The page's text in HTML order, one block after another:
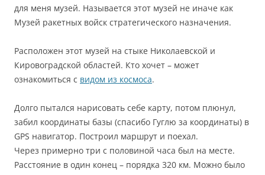
для меня музей. Называется этот музей не иначе как
Музей ракетных войск стратегического назначения.
Расположен этот музей на стыке Николаевской и
Кировоградской областей. Кто хочет – может
ознакомиться с видом из космоса.
Долго пытался нарисовать себе карту, потом плюнул,
забил координаты базы (спасибо Гуглю за координаты) в
GPS навигатор. Построил маршрут и поехал.
Через примерно три с половиной часа был на месте.
Расстояние в один конец – порядка 320 км. Можно было